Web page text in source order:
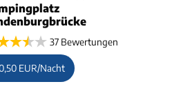
37 Bewertungen
EUR/Nacht